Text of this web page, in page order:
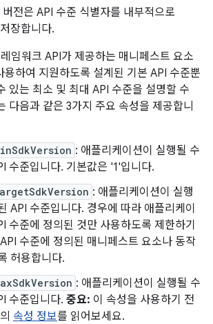
전은 API 수준 식별자를 내부적으로
장합니다.
임워크 API가 제공하는 매니페스트 요소
용하여 지원하도록 설계된 기본 API 수준뿐
있는 최소 및 최대 API 수준을 설명할 수
다음과 같은 3가지 주요 속성을 제공합니
: 애플리케이션이 실행될 수
수준입니다. 기본값은 '1'입니다.
: 애플리케이션이 실행
API 수준입니다. 경우에 따라 애플리케이
수준에 정의된 것만 사용하도록 제한하기
수준에 정의된 매니페스트 요소나 동작
허용합니다.
: 애플리케이션이 실행될 수
수준입니다. 중요: 이 속성을 사용하기 전
속성 정보를 읽어보세요.